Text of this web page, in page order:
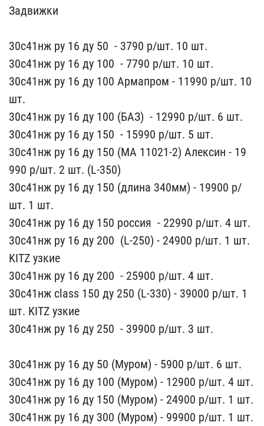
Задвижки ​ ​ ​ ​ ​ ​
30с41нж ру 16 ду 50 ​ -​ 3790 р/шт. 10 шт.
30с41​нж ру 16 ду 100 ​ - 7790 р/​шт. 10 шт.
30с41нж ру 1​6 ду 100 Армапром - ​11990 р/шт. 10
шт.
30с4​1нж ру 16 ду 100 (БАЗ) ​ - 12990 р/шт.​ 6 шт.
30с41нж ру 16 ду ​150 ​ - 15990 р/шт. 5 шт.
​30с41нж ру 16 ду 150 (МА​ 11021-2) Алексин - 19​
990 р/шт. 2 шт. (L-350)
​30с41нж ру 16 ду 150 (дл​ина 340мм) - 19900​ р/
шт. 1 шт.
30с41нж ру ​16 ду 150 россия ​ - 22990 р/шт. 4 ш​т.
30с41нж ру 16 ду 200 ​ (L-250) - 2490​0 р/шт. 1 шт.
KITZ узкие​
30с41нж ру 16 ду 200 ​ -​ 25900 р/шт. 4 шт.
30с41​нж class 150 ду 250 (L-3​30) - 39000 р/шт. 1​
шт. KITZ узкие
30с41нж ​ру 16 ду 250 ​ - 39900 р/​шт. 3 шт.
30с41нж ру 16​ ду 50 (Муром) - 5900 ​р/шт. 6 шт.
30с41нж ру ​16 ду 100 (Муром) - 12​900 р/шт. 4 шт.
30с41нж​ ру 16 ду 150 (Муром) ​- 24900 р/шт. 1 шт.
30с​41нж ру 16 ду 300 (Муром​) - 99900 р/шт. 1 шт.